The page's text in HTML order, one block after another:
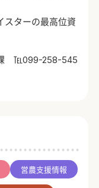
営農支援情報
スターの最高位資
課 ℡099-258-545